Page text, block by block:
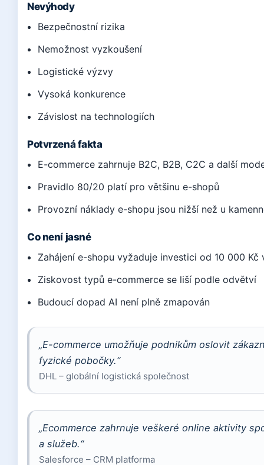
Nevýhody
Bezpečnostní rizika
Nemožnost vyzkoušení
Logistické výzvy
Vysoká konkurence
Závislost na technologiích
Potvrzená fakta
E-commerce zahrnuje B2C, B2B, C2C a další
Pravidlo 80/20 platí pro většinu e-shopů
Provozní náklady e-shopu jsou nižší než u
Co není jasné
Zahájení e-shopu vyžaduje investici od 10 000
Ziskovost typů e-commerce se liší podle odvětví
Budoucí dopad AI není plně zmapován
„E-commerce umožňuje podnikům oslovit
fyzické pobočky.“
DHL – globální logistická společnost
„Ecommerce zahrnuje veškeré online aktivity
a služeb.“
Salesforce – CRM platforma